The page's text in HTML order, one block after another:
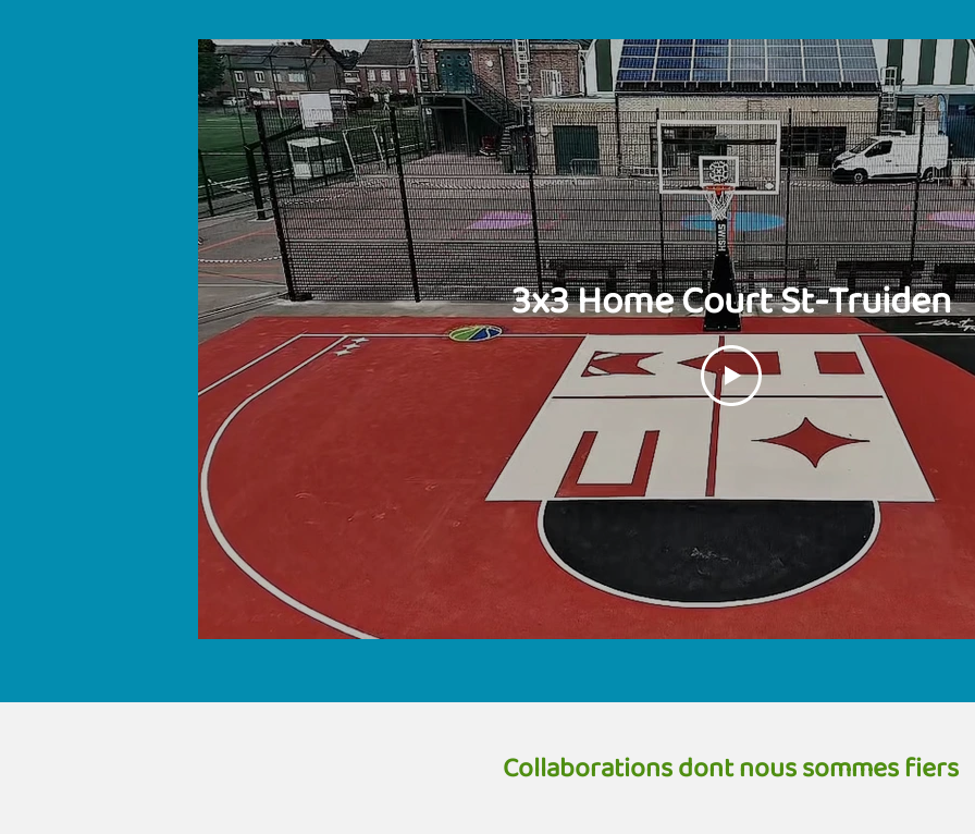
3x3 Home Court St-Truiden
Collaborations dont nous sommes fiers